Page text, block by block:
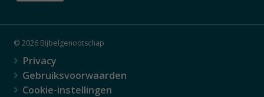
© 2026 Bijbelgenootschap
Privacy
Gebruiksvoorwaarden
Cookie-instellingen